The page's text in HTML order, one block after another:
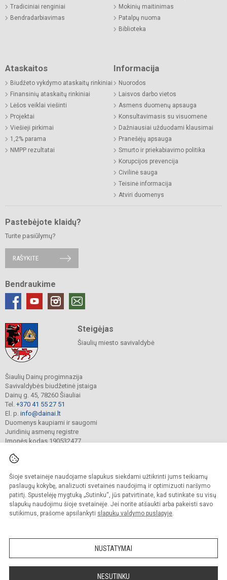
Šioje svetainėje naudojame slapukus siekdami užtikrinti jums teikiamų
paslaugų kokybę, analizuoti svetainės naudojimą ir optimizuoti naršymo
patirtį. Spustelėję mygtuką „Sutinku“, jūs patvirtinate, kad sutinkate su visų
slapukų naudojimu šioje svetainėje. Jei norite atšaukti arba pakeisti savo
sutikimus, prašome apsilankyti slapukų valdymo puslapyje.
NUSTATYMAI
NESUTINKU
Tradiciniai renginiai
Bendradarbiavimas
Mokinių maitinimas
Patalpų nuoma
Biblioteka
Ataskaitos
Biudžeto vykdymo ataskaitų rinkiniai
Finansinių ataskaitų rinkiniai
Lėšos veiklai viešinti
Projektai
Viešieji pirkimai
1,2% parama
NMPP rezultatai
Informacija
Nuorodos
Laisvos darbo vietos
Asmens duomenų apsauga
Konsultavimasis su visuomene
Dažniausiai užduodami klausimai
Pranešėjų apsauga
Smurto ir priekabiavimo politika
Korupcijos prevencija
Civilinė sauga
Teisinė informacija
Atviri duomenys
Pastebėjote klaidų?
Turite pasiūlymų?
RAŠYKITE
Bendraukime
Steigėjas
Šiaulių miesto savivaldybė
Šiaulių Dainų progimnazija
Savivaldybės biudžetinė įstaiga
Dainų g. 45, 78260 Šiauliai
Tel. +370 41 55 27 51
El. p. info@dainai.lt
Duomenys kaupiami ir saugomi
Juridinių asmenų registre
Įmonės kodas 190532477
© 2023. Šiaulių Dainų progimnazija. Visos teisės saugomos.
Kopijuoti turinį be raštiško gimnazijos sutikimo griežtai draudžiama.
Prieinamumo paraiška Slapukų politika
Sumanus būdas atnaujinti